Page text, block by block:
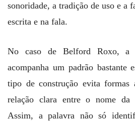
sonoridade, a tradição de uso e a
escrita e na fala.
No caso de Belford Roxo, a
acompanha um padrão bastante
tipo de construção evita
relação clara entre o nome
Assim, a palavra não só